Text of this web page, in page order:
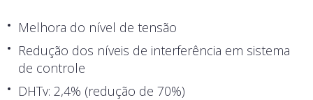
Melhora do nível de tensão
Redução dos níveis de interferência em sistema
de controle
DHTv: 2,4% (redução de 70%)